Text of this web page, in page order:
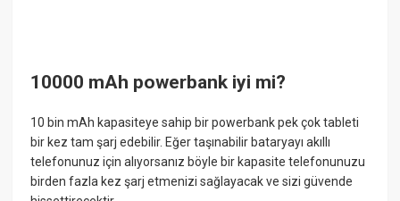
10000 mAh powerbank iyi mi?
10 bin mAh kapasiteye sahip bir powerbank pek çok tableti
bir kez tam şarj edebilir. Eğer taşınabilir bataryayı akıllı
telefonunuz için alıyorsanız böyle bir kapasite telefonunuzu
birden fazla kez şarj etmenizi sağlayacak ve sizi güvende